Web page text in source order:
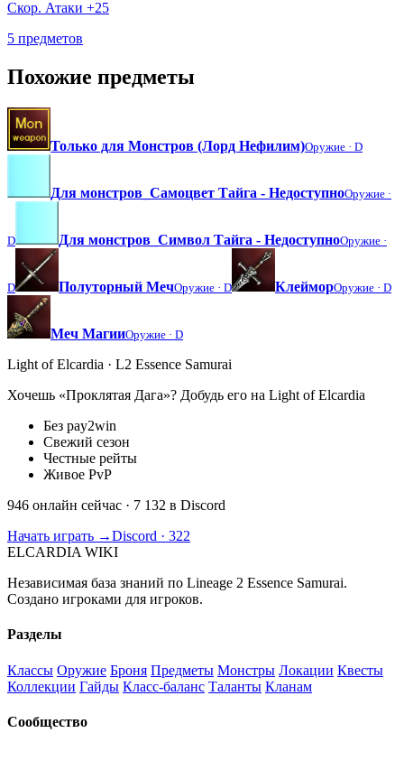
Скор. Атаки +25
5 предметов
Похожие предметы
Только для Монстров (Лорд Нефилим)Оружие · D
Для монстров_Самоцвет Тайга - НедоступноОружие ·
D Для монстров_Символ Тайга - НедоступноОружие ·
D Полуторный МечОружие · D КлейморОружие · D
Меч МагииОружие · D
Light of Elcardia · L2 Essence Samurai
Хочешь «Проклятая Дага»? Добудь его на Light of Elcardia
Без pay2win
Свежий сезон
Честные рейты
Живое PvP
946 онлайн сейчас · 7 132 в Discord
Начать играть →Discord · 322
ELCARDIA WIKI
Независимая база знаний по Lineage 2 Essence Samurai.
Создано игроками для игроков.
Разделы
Классы Оружие Броня Предметы Монстры Локации Квесты
Коллекции Гайды Класс-баланс Таланты Кланам
Сообщество